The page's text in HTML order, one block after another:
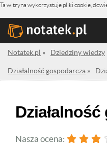
Ta witryna wykorzystuje pliki cookie,
Notatek.pl » Dziedziny wiedzy
Działalność gospodarcza »
Nasza ocena: